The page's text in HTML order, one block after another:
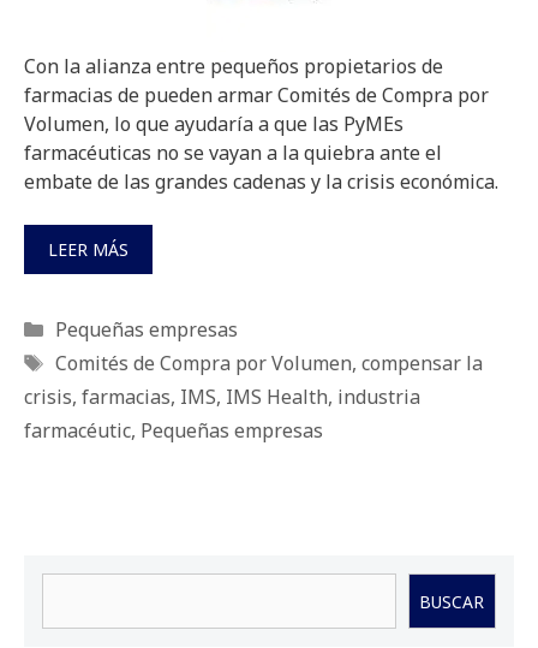
Con la alianza entre pequeños propietarios de
farmacias de pueden armar Comités de Compra por
Volumen, lo que ayudaría a que las PyMEs
farmacéuticas no se vayan a la quiebra ante el
embate de las grandes cadenas y la crisis económica.
LEER MÁS
Categorías
Pequeñas empresas
Etiquetas
Comités de Compra por Volumen, compensar la
crisis, farmacias, IMS, IMS Health, industria
farmacéutic, Pequeñas empresas
BUSCAR